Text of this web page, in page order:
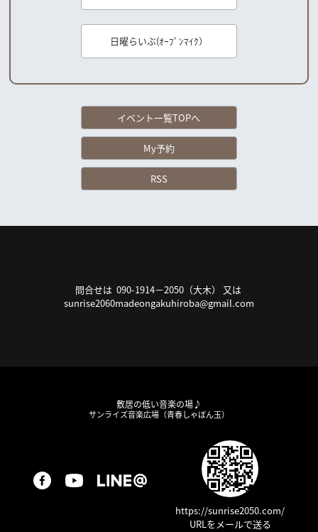
日曜らいぶ(ｵｰﾌﾟﾝﾏｲｸ）
イベント一覧TOPへ
My予約
RSS
問合せは 090-1914－2050（大木） 又は
sunrise2060madeongakuhiroba@gmail.com
敷居の低い音楽の場♪
サンライズ音楽広場（青春しゃぼん玉）
https://sunrise2050.com/
URLをメールで送る